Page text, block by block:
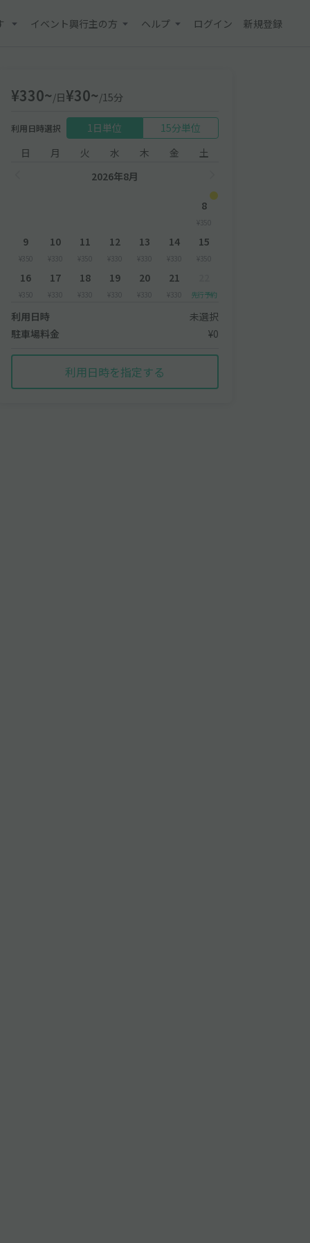
イベント興行主の方 ヘルプ ログイン 新規登録
¥330~/日¥30~/15分
利用日時選択 1日単位
15分単位
日
月 火 水 木 金
土
2026年8月
8
¥350
9
¥350
10
¥330
11
¥350
12
¥330
13
¥330
14
¥330
15
¥350
16
¥350
17
¥330
18
¥330
19
¥330
20
¥330
21
¥330 先行予約
利用日時
未選択
駐車場料金
¥0
利用日時を指定する